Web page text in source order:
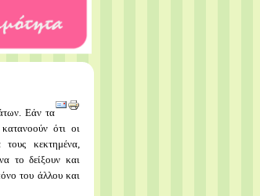
Εάν τα
ότι οι
τους κεκτημένα,
το δείξουν και
του άλλου και